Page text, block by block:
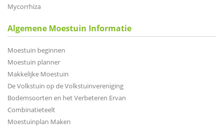
Mycorrhiza
Algemene Moestuin Informatie
Moestuin beginnen
Moestuin planner
Makkelijke Moestuin
De Volkstuin op de Volkstuinvereniging
Bodemsoorten en het Verbeteren Ervan
Combinatieteelt
Moestuinplan Maken